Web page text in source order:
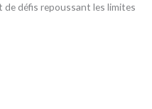
défis repoussant les limites